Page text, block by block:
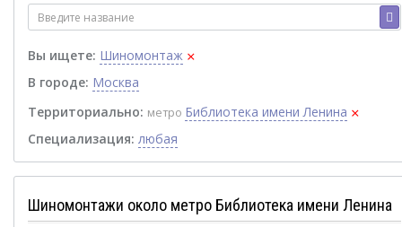
Вы ищете: Шиномонтаж ×
В городе: Москва
Территориально: метро Библиотека имени Ленина ×
Специализация: любая
Шиномонтажи около метро Библиотека имени Ленина